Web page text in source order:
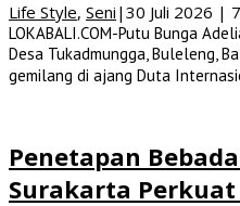
Life Style, Seni | 30 Juli 2026 |
LOKABALI.COM-Putu Bunga
Desa Tukadmungga, Buleleng,
gemilang di ajang Duta
Penetapan
Surakarta